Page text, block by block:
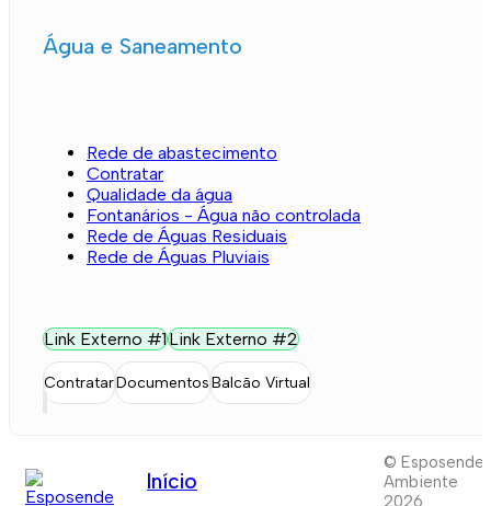
Água e Saneamento
Rede de abastecimento
Contratar
Qualidade da água
Fontanários - Água não controlada
Rede de Águas Residuais
Rede de Águas Pluviais
Link Externo #1Link Externo #2
ContratarDocumentosBalcão Virtual
Início
© Esposende
Ambiente
2026